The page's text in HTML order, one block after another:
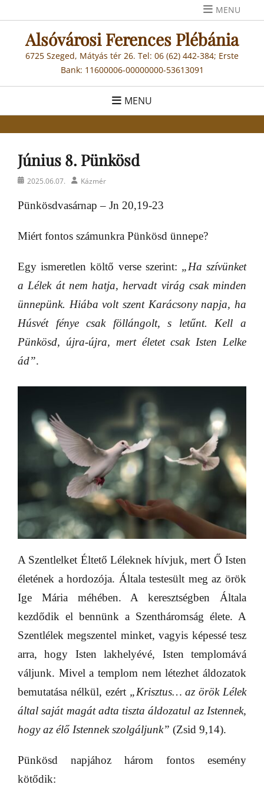
to
content
MENU
Alsóvárosi Ferences Plébánia
6725 Szeged, Mátyás tér 26. Tel: 06 (62) 442-384; Erste
Bank: 11600006-00000000-53613091
MENU
Június 8. Pünkösd
Posted2025.06.07. AuthorKázmér
Pünkösdvasárnap – Jn 20,19-23
Miért fontos számunkra Pünkösd ünnepe?
Egy ismeretlen költő verse szerint: „Ha szívünket
a Lélek át nem hatja, hervadt virág csak minden
ünnepünk. Hiába volt szent Karácsony napja, ha
Húsvét fénye csak föllángolt, s letűnt. Kell a
Pünkösd, újra-újra, mert életet csak Isten Lelke
ád”.
A Szentlelket Éltető Léleknek hívjuk, mert Ő Isten
életének a hordozója. Általa testesült meg az örök
Ige Mária méhében. A keresztségben Általa
kezdődik el bennünk a Szentháromság élete. A
Szentlélek megszentel minket, vagyis képessé tesz
arra, hogy Isten lakhelyévé, Isten templomává
váljunk. Mivel a templom nem létezhet áldozatok
bemutatása nélkül, ezért „Krisztus… az örök Lélek
által saját magát adta tiszta áldozatul az Istennek,
hogy az élő Istennek szolgáljunk” (Zsid 9,14).
Pünkösd napjához három fontos esemény
kötődik: